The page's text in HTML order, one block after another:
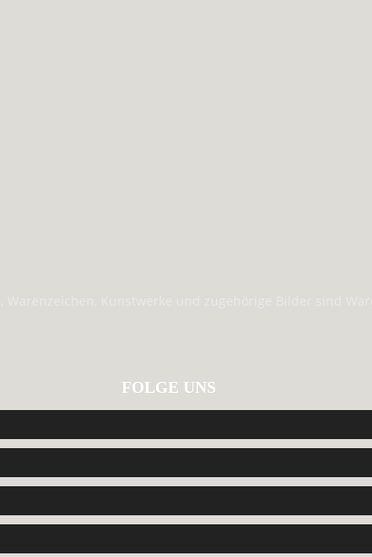
FOLGE UNS